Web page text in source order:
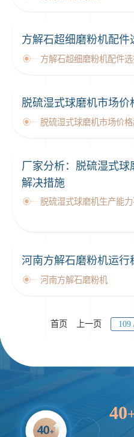
方解石超细磨粉机配件
方解石超细磨粉机配件
脱硫湿式球磨机市场价
脱硫湿式球磨机市场价
厂家分析：脱硫湿式
解决措施
脱硫湿式球磨机生产能
河南方解石磨粉机运行
河南方解石磨粉机
首页 上一页 109
40